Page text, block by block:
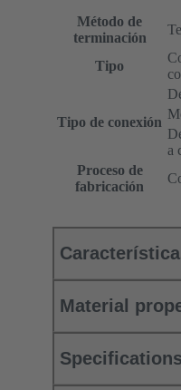
Método de
terminación
Tipo
Tipo de conexión
a
Proceso de
fabricación
Material